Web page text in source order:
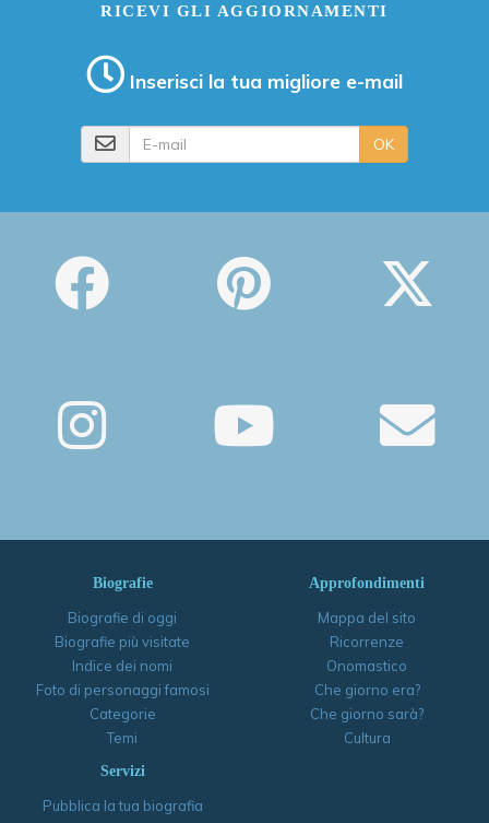
RICEVI GLI AGGIORNAMENTI
Inserisci la tua migliore e-mail
OK
Biografie
Biografie di oggi
Biografie più visitate
Indice dei nomi
Foto di personaggi famosi
Categorie
Temi
Approfondimenti
Mappa del sito
Ricorrenze
Onomastico
Che giorno era?
Che giorno sarà?
Cultura
Servizi
Pubblica la tua biografia